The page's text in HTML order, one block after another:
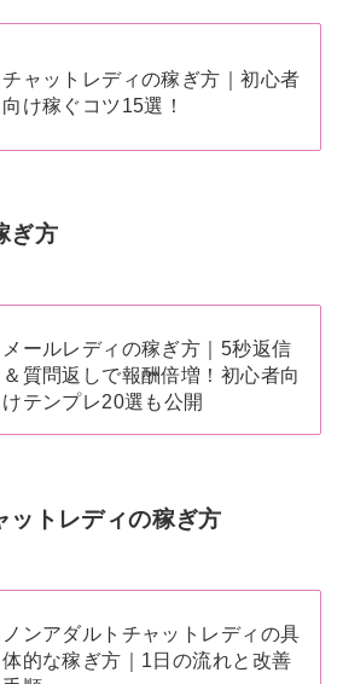
チャットレディの稼ぎ方｜初心者
向け稼ぐコツ15選！
ぎ方
メールレディの稼ぎ方｜5秒返信
＆質問返しで報酬倍増！初心者向
けテンプレ20選も公開
ットレディの稼ぎ方
ノンアダルトチャットレディの具
体的な稼ぎ方｜1日の流れと改善